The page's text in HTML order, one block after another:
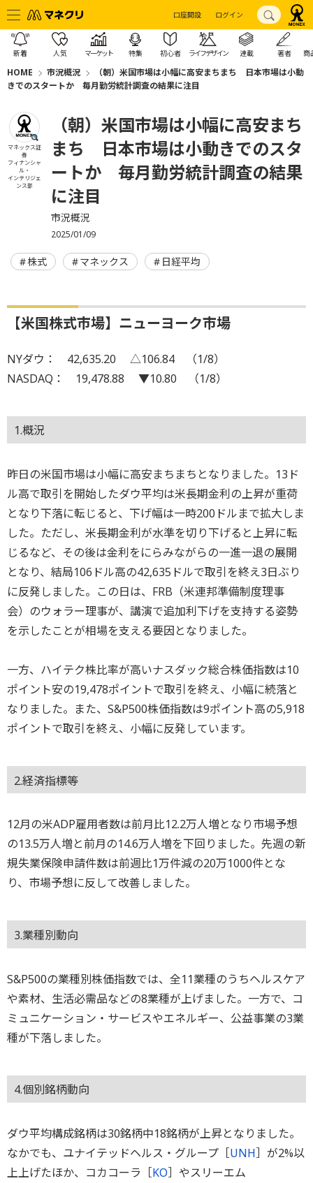
口座開設 ログイン
新着 人気 マーケット 特集 初心者 ライフデザイン 連載 著者 商
HOME 市況概況
（朝）米国市場は小幅に高安まちまち 日本市場は小動
きでのスタートか 毎月勤労統計調査の結果に注目
マネックス証
券
フィナンシャ
ル・
インテリジェ
ンス部
（朝）米国市場は小幅に高安まち
まち 日本市場は小動きでのスタ
ートか 毎月勤労統計調査の結果
に注目
市況概況
2025/01/09
株式 マネックス 日経平均
【米国株式市場】ニューヨーク市場
NYダウ： 42,635.20 △106.84 （1/8）
NASDAQ： 19,478.88 ▼10.80 （1/8）
1.概況
昨日の米国市場は小幅に高安まちまちとなりました。13ド
ル高で取引を開始したダウ平均は米長期金利の上昇が重荷
となり下落に転じると、下げ幅は一時200ドルまで拡大しま
した。ただし、米長期金利が水準を切り下げると上昇に転
じるなど、その後は金利をにらみながらの一進一退の展開
となり、結局106ドル高の42,635ドルで取引を終え3日ぶり
に反発しました。この日は、FRB（米連邦準備制度理事
会）のウォラー理事が、講演で追加利下げを支持する姿勢
を示したことが相場を支える要因となりました。
一方、ハイテク株比率が高いナスダック総合株価指数は10
ポイント安の19,478ポイントで取引を終え、小幅に続落と
なりました。また、S&P500株価指数は9ポイント高の5,918
ポイントで取引を終え、小幅に反発しています。
2.経済指標等
12月の米ADP雇用者数は前月比12.2万人増となり市場予想
の13.5万人増と前月の14.6万人増を下回りました。先週の新
規失業保険申請件数は前週比1万件減の20万1000件とな
り、市場予想に反して改善しました。
3.業種別動向
S&P500の業種別株価指数では、全11業種のうちヘルスケア
や素材、生活必需品などの8業種が上げました。一方で、コ
ミュニケーション・サービスやエネルギー、公益事業の3業
種が下落しました。
4.個別銘柄動向
ダウ平均構成銘柄は30銘柄中18銘柄が上昇となりました。
なかでも、ユナイテッドヘルス・グループ［UNH］が2%以
上上げたほか、コカコーラ［KO］やスリーエム